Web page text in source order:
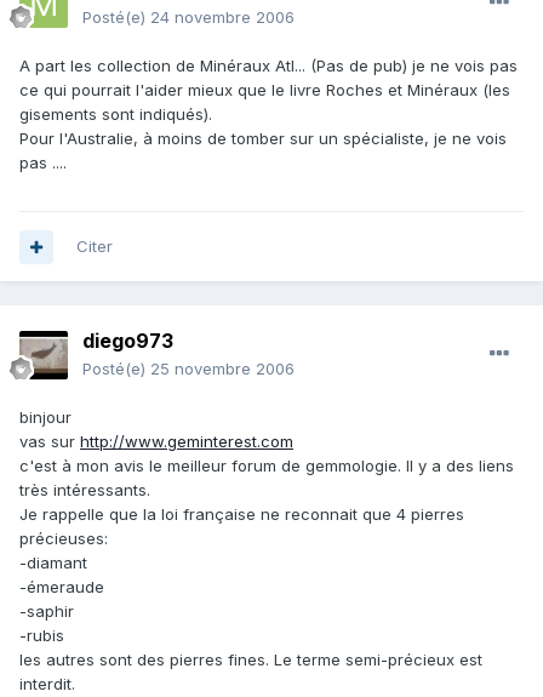
Posté(e) 24 novembre 2006
A part les collection de Minéraux Atl... (Pas de pub) je ne vois pas
ce qui pourrait l'aider mieux que le livre Roches et Minéraux (les
gisements sont indiqués).
Pour l'Australie, à moins de tomber sur un spécialiste, je ne vois
pas ....
Citer
diego973
Posté(e) 25 novembre 2006
binjour
vas sur http://www.geminterest.com
c'est à mon avis le meilleur forum de gemmologie. Il y a des liens
très intéressants.
Je rappelle que la loi française ne reconnait que 4 pierres
précieuses:
-diamant
-émeraude
-saphir
-rubis
les autres sont des pierres fines. Le terme semi-précieux est
interdit.